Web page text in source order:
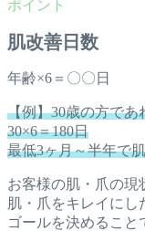
肌改善日数
年齢×6＝〇〇日
【例】30歳の方であ
30×6＝180日
最低3ヶ月～半年で
お客様の肌・爪の現
肌・爪をキレイにし
ゴールを決めること